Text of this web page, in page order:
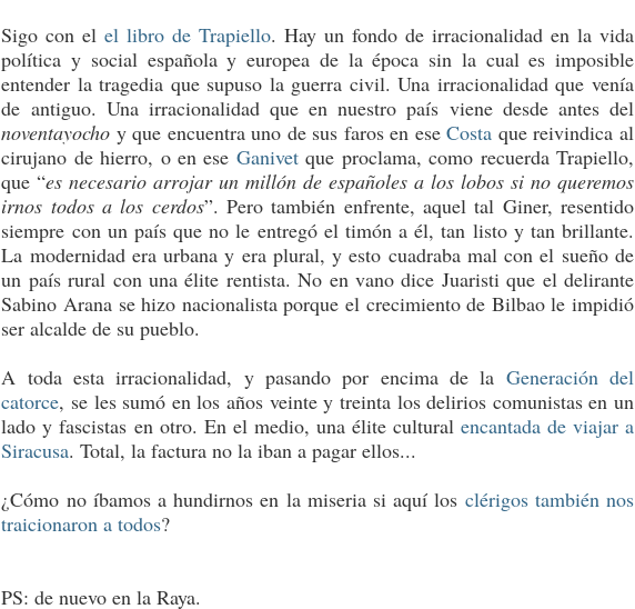
Sigo con elel libro de Trapiello. Hay un fondo de irracionalidad en la vida
política y social española y europea de la época sin la cual es imposible
entender la tragedia que supuso la guerra civil. Una irracionalidad que venía
de antiguo. Una irracionalidad que en nuestro país viene desde antes del
noventayocho y que encuentra uno de sus faros en eseCosta que reivindica al
cirujano de hierro, o en ese Ganivetque proclama, como recuerda Trapiello,
que “es necesario arrojar un millón de españoles a los lobos si no queremos
irnos todos a los cerdos”. Pero también enfrente, aquel tal Giner, resentido
siempre con un país que no le entregó el timón a él, tan listo y tan brillante.
La modernidad era urbana y era plural, y esto cuadraba mal con el sueño de
un país rural con una élite rentista. No en vano dice Juaristi que el delirante
Sabino Arana se hizo nacionalista porque el crecimiento de Bilbao le impidió
ser alcalde de su pueblo.
A toda esta irracionalidad, y pasando por encima de la Generación del
catorce, se les sumó en los años veinte y treinta los delirios comunistas en un
lado y fascistas en otro. En el medio, una élite cultural encantada de viajar a
Siracusa. Total, la factura no la iban a pagar ellos...
¿Cómo no íbamos a hundirnos en la miseria si aquí los clérigos también nos
traicionaron a todos?
PS: de nuevo en la Raya.